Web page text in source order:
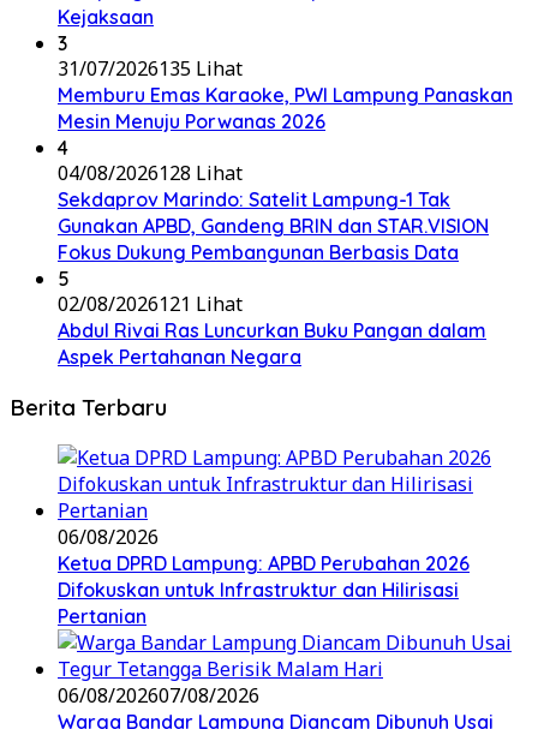
Kejaksaan
3
31/07/2026135 Lihat
Memburu Emas Karaoke, PWI Lampung Panaskan
Mesin Menuju Porwanas 2026
4
04/08/2026128 Lihat
Sekdaprov Marindo: Satelit Lampung-1 Tak
Gunakan APBD, Gandeng BRIN dan STAR.VISION
Fokus Dukung Pembangunan Berbasis Data
5
02/08/2026121 Lihat
Abdul Rivai Ras Luncurkan Buku Pangan dalam
Aspek Pertahanan Negara
Berita Terbaru
06/08/2026
Ketua DPRD Lampung: APBD Perubahan 2026
Difokuskan untuk Infrastruktur dan Hilirisasi
Pertanian
06/08/202607/08/2026
Warga Bandar Lampung Diancam Dibunuh Usai